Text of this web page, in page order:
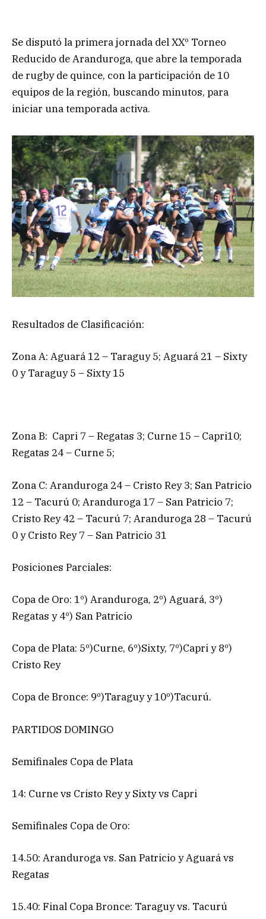
Se disputó la primera jornada del XXº Torneo
Reducido de Aranduroga, que abre la temporada
de rugby de quince, con la participación de 10
equipos de la región, buscando minutos, para
iniciar una temporada activa.
Resultados de Clasificación:
Zona A: Aguará 12 – Taraguy 5; Aguará 21 – Sixty
0 y Taraguy 5 – Sixty 15
Zona B: Capri 7 – Regatas 3; Curne 15 – Capri10;
Regatas 24 – Curne 5;
Zona C: Aranduroga 24 – Cristo Rey 3; San Patricio
12 – Tacurú 0; Aranduroga 17 – San Patricio 7;
Cristo Rey 42 – Tacurú 7; Aranduroga 28 – Tacurú
0 y Cristo Rey 7 – San Patricio 31
Posiciones Parciales:
Copa de Oro: 1º) Aranduroga, 2º) Aguará, 3º)
Regatas y 4º) San Patricio
Copa de Plata: 5º)Curne, 6º)Sixty, 7º)Capri y 8º)
Cristo Rey
Copa de Bronce: 9º)Taraguy y 10º)Tacurú.
PARTIDOS DOMINGO
Semifinales Copa de Plata
14: Curne vs Cristo Rey y Sixty vs Capri
Semifinales Copa de Oro:
14.50: Aranduroga vs. San Patricio y Aguará vs
Regatas
15.40: Final Copa Bronce: Taraguy vs. Tacurú